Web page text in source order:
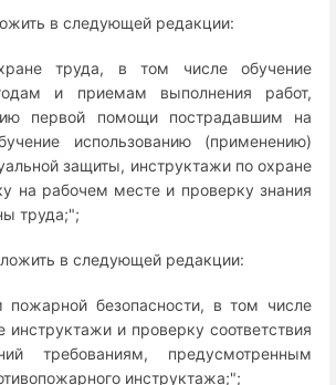
в следующей редакции:
труда, в том числе обучение
и приемам выполнения работ,
первой помощи пострадавшим на
использованию (применению)
защиты, инструктажи по охране
на рабочем месте и проверку знания
труда;";
в следующей редакции:
пожарной безопасности, в том числе
инструктажи и проверку соответствия
требованиям, предусмотренным
инструктажа;";